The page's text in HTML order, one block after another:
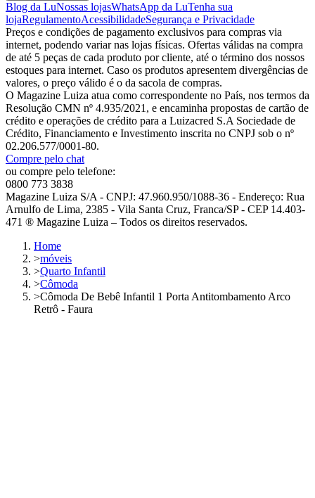
Blog da LuNossas lojasWhatsApp da LuTenha sua
lojaRegulamentoAcessibilidadeSegurança e Privacidade
Preços e condições de pagamento exclusivos para compras via
internet, podendo variar nas lojas físicas. Ofertas válidas na compra
de até 5 peças de cada produto por cliente, até o término dos nossos
estoques para internet. Caso os produtos apresentem divergências de
valores, o preço válido é o da sacola de compras.
O Magazine Luiza atua como correspondente no País, nos termos da
Resolução CMN nº 4.935/2021, e encaminha propostas de cartão de
crédito e operações de crédito para a Luizacred S.A Sociedade de
Crédito, Financiamento e Investimento inscrita no CNPJ sob o nº
02.206.577/0001-80.
Compre pelo chat
ou compre pelo telefone:
0800 773 3838
Magazine Luiza S/A - CNPJ: 47.960.950/1088-36 - Endereço: Rua
Arnulfo de Lima, 2385 - Vila Santa Cruz, Franca/SP - CEP 14.403-
471 ® Magazine Luiza – Todos os direitos reservados.
Home
>móveis
>Quarto Infantil
>Cômoda
>Cômoda De Bebê Infantil 1 Porta Antitombamento Arco
Retrô - Faura